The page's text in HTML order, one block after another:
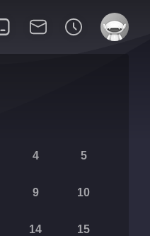
4 5
9 10
14 15